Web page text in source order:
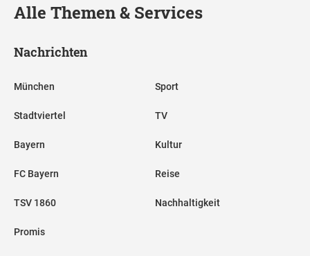
Alle Themen & Services
Nachrichten
München
Stadtviertel
Bayern
FC Bayern
TSV 1860
Promis
Sport
TV
Kultur
Reise
Nachhaltigkeit